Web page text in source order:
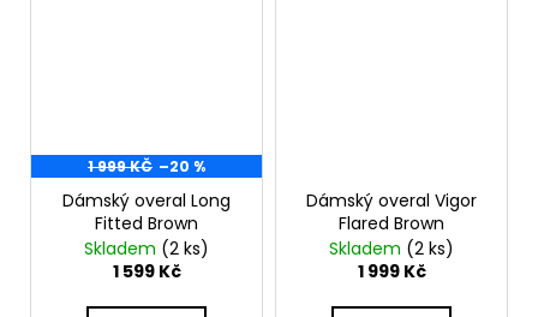
1 999 KČ –20 %
Dámský overal Long
Fitted Brown
Skladem (2 ks)
1 599 Kč
Dámský overal Vigor
Flared Brown
Skladem (2 ks)
1 999 Kč